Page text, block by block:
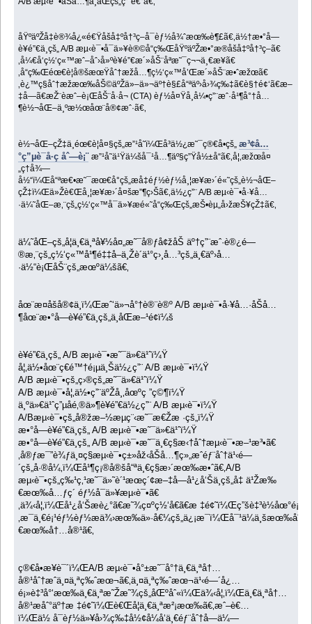
åŸºäºŽå‡è®¾å¿«é€Ÿåšå‡ºå†³ç­–å¯èƒ½å¾ˆæœ‰è¶£ã€‚ä½†æ•°å­—
è¥é”€ä¸­çš„ A/B æµ‹è¯•å¯ä»¥è®©å“ç‰ŒåŸºäºŽæ•°æ®åšå‡ºå†³ç­–ã€
‚å¼€å‘ç½‘ç«™æˆ–åˆ›å»ºè¥é”€æ´»åŠ¨åªæ˜¯ç¬¬ä¸€æ­¥ã€
‚å“ç‰Œéœ€è¦å®šæœŸåˆ†æžå…¶ç½‘ç«™å’Œæ´»åŠ¨æ•ˆæžœã€
‚è¿™ç§åˆ†æžæœ‰åŠ©äºŽä»–ä»¬äº†è§£å“ªäº›å›¾ç‰‡ã€è§†é¢‘ã€æ–
‡å­—ã€æŽ¨èæˆ–è¡ŒåŠ¨å·å¬ (CTA) èƒ½å¤Ÿå¸å¼•ç”¨æˆ·å¹¶å°†å…
¶è½¬åŒ–ä¸ºæ½œåœ¨å®¢æˆ·ã€‚
è½¬åŒ–çŽ‡ä¸éœ€è¦å¤§çš„æ”¹å˜ï¼Œå³ä½¿æ˜¯ç®€å•çš„æ³¢å…
°ç”µè¯å·ç åˆ—è¡¨ æ”¹å˜ä¹Ÿä¼šå¯¹å…¶äº§ç”Ÿå½±å“ã€‚å¦‚æžœå¤
„ç†å¾—
å½“ï¼Œå“ªæ€•æ˜¯æœ€å°çš„æå‡éƒ½èƒ½å¸¦æ¥æ›´é«˜çš„è½¬åŒ–
çŽ‡ï¼Œä»Žè€Œå¸¦æ¥æ›´å¤šæ”¶ç›Šã€‚ä½¿ç”¨ A/B æµ‹è¯•å·¥å…
·ä¼˜åŒ–æ‚¨çš„ç½‘ç«™å¯ä»¥æé«˜å“ç‰Œçš„æŠ•èµ„å›žæŠ¥çŽ‡ã€‚
ä¼˜åŒ–çš„å¦ä¸€ä¸ªå¥½å¤„æ˜¯å®ƒå¢žåŠ äº†ç”¨æˆ·è®¿é—
®æ‚¨çš„ç½‘ç«™å¹¶é‡‡å–ä¸Žè´­ä¹°ç›¸å…³çš„ä¸€äº›å…
·ä½“è¡ŒåŠ¨çš„æœºä¼šã€‚
åœ¨æ­¤åšå®¢ä¸­ï¼Œæˆ‘ä»¬å°†è®¨è®º A/B æµ‹è¯•å·¥å…·åŠå…
¶åœ¨æ•°å­—è¥é”€ä¸­çš„ä¸åŒæ–¹é¢ï¼š
è¥é”€ä¸­çš„ A/B æµ‹è¯•æ˜¯ä»€ä¹ˆï¼Ÿ
å¦‚ä½•åœ¨ç€é™†é¡µä¸Šä½¿ç”¨ A/B æµ‹è¯•ï¼Ÿ
A/B æµ‹è¯•çš„ç›®çš„æ˜¯ä»€ä¹ˆï¼Ÿ
A/B æµ‹è¯•å¦‚ä½•ç”¨äºŽå¸‚åœºç ”ç©¶ï¼Ÿ
ä¸ºä»€ä¹ˆç”µå­é‚®ä»¶è¥é”€ä½¿ç”¨ A/B æµ‹è¯•ï¼Ÿ
A/Bæµ‹è¯•çš„å®žæ–½æµç¨‹æ˜¯æ€Žæ ·çš„ï¼Ÿ
æ•°å­—è¥é”€ä¸­çš„ A/B æµ‹è¯•æ˜¯ä»€ä¹ˆï¼Ÿ
æ•°å­—è¥é”€ä¸­çš„ A/B æµ‹è¯•æ˜¯ä¸€ç§æ‹†åˆ†æµ‹è¯•æ–¹æ³•ã€
‚å®ƒæ¯”è¾ƒä¸¤ç§æµ‹è¯•ç±»åž‹åŠå…¶ç»„æˆéƒ¨åˆ†ä¹‹é—
´çš„å·®å¼‚ï¼Œå¹¶ç¡®å®šå“ªä¸€ç§æ›´æœ‰æ•ˆã€‚A/B
æµ‹è¯•çš„ç‰¹ç‚¹æ˜¯ä»˜è´¹æœç´¢æ–‡å­—å¹¿å‘Šä¸­çš„å‡ ä¹Žæ‰
€æœ‰å…ƒç´ éƒ½å¯ä»¥æµ‹è¯•ã€
‚ä¾‹å¦‚ï¼Œå¹¿å‘Šæè¿°ã€æ˜¾ç¤ºç½‘å€ã€æ
€æœ‰å†…å®¹ã€‚
ç®€å•æ¥è¯´ï¼ŒA/B æµ‹è¯•å°±æ˜¯å°†ä¸€ä¸ªå†…
å®¹åˆ†æˆä¸¤ä¸ªç‰ˆæœ¬ã€‚ä¸¤ä¸ªç‰ˆæœ¬ä¹‹é—´å¿…
é¡»è‡³å°‘æœ‰ä¸€ä¸ªæ˜Žæ˜¾çš„åŒºåˆ«ï¼Œä¾‹å¦‚ï¼Œä¸€ä¸ªå†…
å®¹æåˆ°äº†æ ‡é¢˜ï¼Œè€Œå¦ä¸€ä¸ªæ²¡æœ‰ã€‚æˆ–è€…
ï¼Œä½ å¯èƒ½ä»¥å›¾ç‰‡å½¢å¼å‘ä¸€éƒ¨åˆ†å—ä¼—